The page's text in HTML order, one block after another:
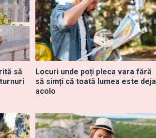
să
Locuri unde poți pleca vara fără
să simți că toată lumea este deja
acolo